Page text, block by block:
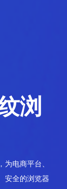
浏
电商平台、
安全的浏览器